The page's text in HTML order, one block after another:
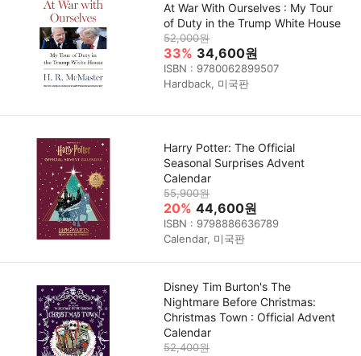
At War With Ourselves : My Tour
of Duty in the Trump White House
52,000원
33% 34,600원
ISBN : 9780062899507
Hardback, 미국판
Harry Potter: The Official
Seasonal Surprises Advent
Calendar
55,900원
20% 44,600원
ISBN : 9798886636789
Calendar, 미국판
Disney Tim Burton's The
Nightmare Before Christmas:
Christmas Town : Official Advent
Calendar
52,400원